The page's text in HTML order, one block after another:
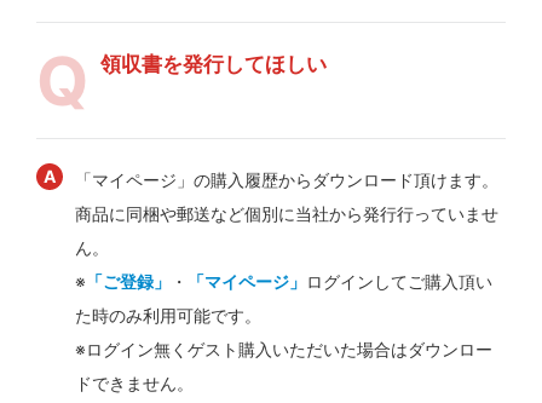
領収書を発行してほしい
「マイページ」の購入履歴からダウンロード頂けます。
商品に同梱や郵送など個別に当社から発行行っていませ
ん。
※ 「ご登録」 ・ 「マイページ」 ログインしてご購入頂い
た時のみ利用可能です。
※ログイン無くゲスト購入いただいた場合はダウンロー
ドできません。